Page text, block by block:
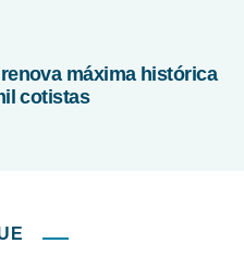
máxima histórica
cotistas